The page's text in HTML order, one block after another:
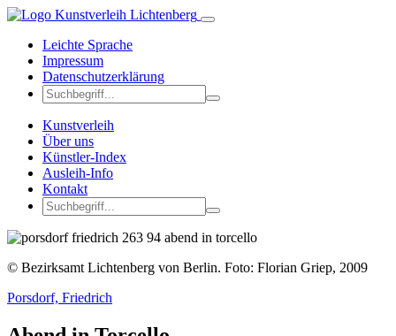
Leichte Sprache
Impressum
Datenschutzerklärung
Kunstverleih
Über uns
Künstler-Index
Ausleih-Info
Kontakt
© Bezirksamt Lichtenberg von Berlin. Foto: Florian Griep, 2009
Porsdorf, Friedrich